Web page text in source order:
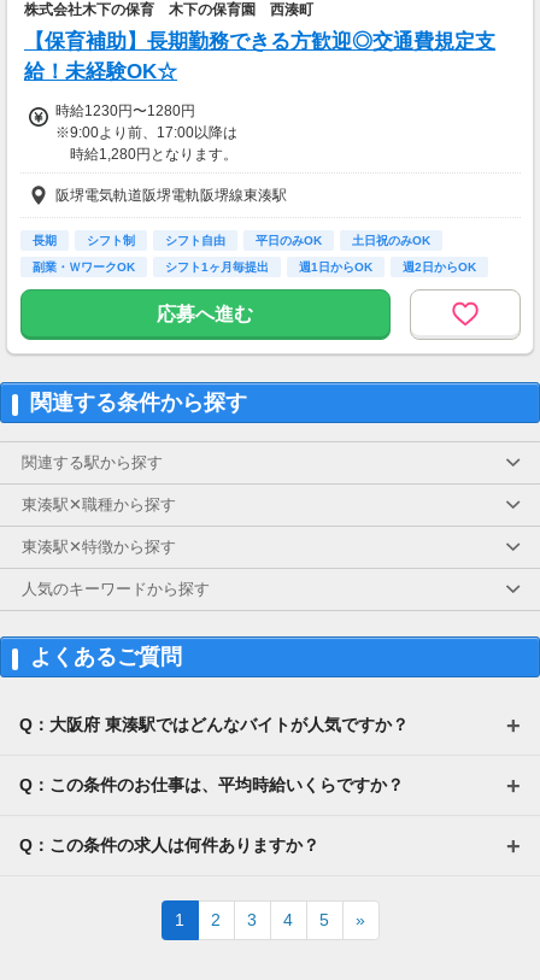
株式会社木下の保育 木下の保育園 西湊町
【保育補助】長期勤務できる方歓迎◎交通費規定支
給！未経験OK☆
時給1230円〜1280円
※9:00より前、17:00以降は
時給1,280円となります。
【交通費】
一部支給
阪堺電気軌道阪堺電軌阪堺線東湊駅
長期 シフト制 シフト自由 平日のみOK
土日祝のみOK
副業・ＷワークOK
シフト1ヶ月毎提出 週1日からOK 週2日からOK
応募へ進む
関連する条件から探す
関連する駅から探す
東湊駅✕職種から探す
東湊駅✕特徴から探す
人気のキーワードから探す
よくあるご質問
Q：大阪府 東湊駅ではどんなバイトが人気ですか？
Q：この条件のお仕事は、平均時給いくらですか？
Q：この条件の求人は何件ありますか？
1 2 3 4 5 »Next